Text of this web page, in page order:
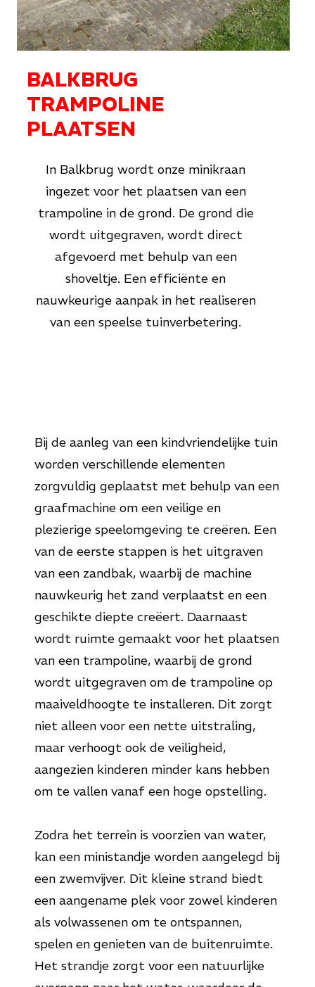
BALKBRUG
TRAMPOLINE
PLAATSEN
In Balkbrug wordt onze minikraan
ingezet voor het plaatsen van een
trampoline in de grond. De grond die
wordt uitgegraven, wordt direct
afgevoerd met behulp van een
shoveltje. Een efficiënte en
nauwkeurige aanpak in het realiseren
van een speelse tuinverbetering.
Bij de aanleg van een kindvriendelijke tuin
worden verschillende elementen
zorgvuldig geplaatst met behulp van een
graafmachine om een veilige en
plezierige speelomgeving te creëren. Een
van de eerste stappen is het uitgraven
van een zandbak, waarbij de machine
nauwkeurig het zand verplaatst en een
geschikte diepte creëert. Daarnaast
wordt ruimte gemaakt voor het plaatsen
van een trampoline, waarbij de grond
wordt uitgegraven om de trampoline op
maaiveldhoogte te installeren. Dit zorgt
niet alleen voor een nette uitstraling,
maar verhoogt ook de veiligheid,
aangezien kinderen minder kans hebben
om te vallen vanaf een hoge opstelling.
Zodra het terrein is voorzien van water,
kan een ministandje worden aangelegd bij
een zwemvijver. Dit kleine strand biedt
een aangename plek voor zowel kinderen
als volwassenen om te ontspannen,
spelen en genieten van de buitenruimte.
Het strandje zorgt voor een natuurlijke